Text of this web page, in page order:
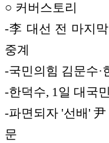
○ 커버스토리
-李 대선 전 마지
중계
-국민의힘 김문수·
-한덕수, 1일 대국
-파면되자 '선배'
문